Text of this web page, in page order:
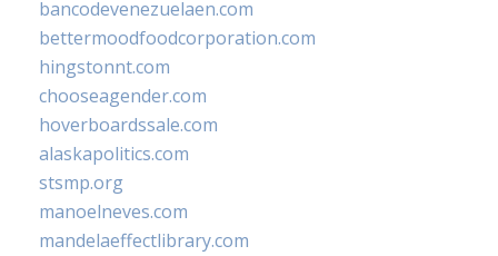
bancodevenezuelaen.com
bettermoodfoodcorporation.com
hingstonnt.com
chooseagender.com
hoverboardssale.com
alaskapolitics.com
stsmp.org
manoelneves.com
mandelaeffectlibrary.com